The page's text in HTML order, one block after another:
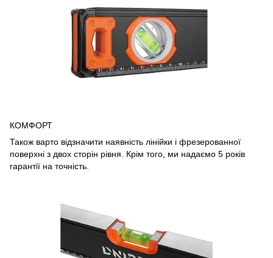
КОМФОРТ
Також варто відзначити наявність лінійки і фрезерованної
поверхні з двох сторін рівня. Крім того, ми надаємо 5 років
гарантії на точність.